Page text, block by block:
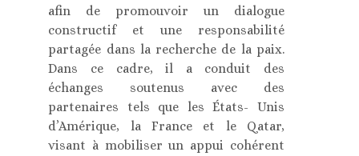
afin de promouvoir un dialogue
constructif et une responsabilité
partagée dans la recherche de la paix.
Dans ce cadre, il a conduit des
échanges soutenus avec des
partenaires tels que les États- Unis
d’Amérique, la France et le Qatar,
visant à mobiliser un appui cohérent